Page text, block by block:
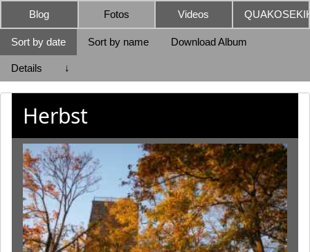
Blog Fotos Videos
Sort by date Sort by name Download Album
Details ↓
Herbst